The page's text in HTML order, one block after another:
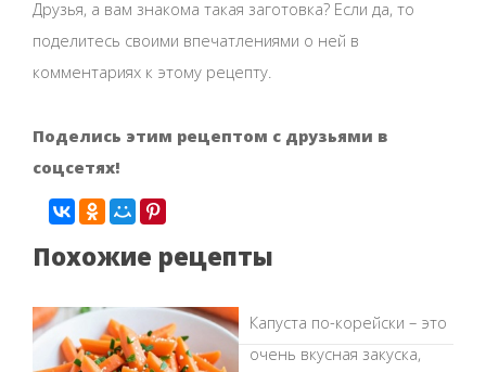
Друзья, а вам знакома такая заготовка? Если да, то
поделитесь своими впечатлениями о ней в
комментариях к этому рецепту.
Поделись этим рецептом с друзьями в
соцсетях!
Похожие рецепты
Капуста по-корейски – это
очень вкусная закуска,